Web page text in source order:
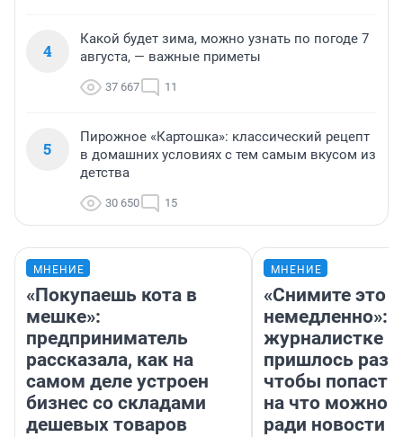
4
Какой будет зима, можно узнать по погоде 7
августа, — важные приметы
37 667 11
5
Пирожное «Картошка»: классический рецепт
в домашних условиях с тем самым вкусом из
детства
30 650 15
МНЕНИЕ
«Покупаешь кота в
мешке»:
предприниматель
рассказала, как на
самом деле устроен
бизнес со складами
дешевых товаров
МНЕНИЕ
«Снимите это
немедленно»:
журналистке
пришлось
чтобы попасть
на что можно
ради новости